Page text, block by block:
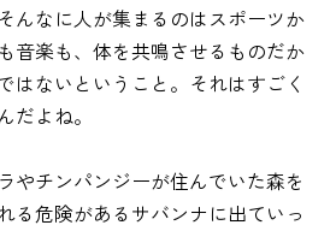
んなに人が集まるのはスポーツか
音楽も、体を共鳴させるものだか
はないということ。それはすごく
だよね。
やチンパンジーが住んでいた森を
る危険があるサバンナに出ていっ